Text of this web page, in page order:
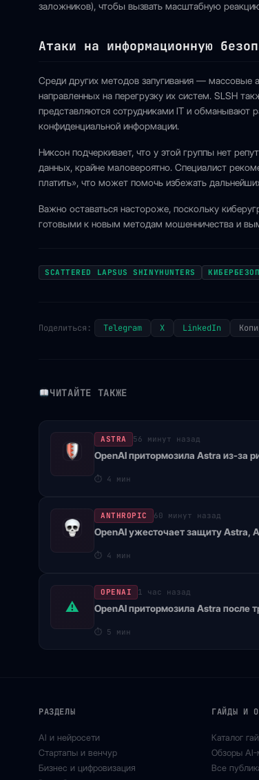
заложников), чтобы вызвать масштабную
Атаки на информационную
Среди других методов запугивания — массовые
направленных на перегрузку их систем. SLSH
представляются сотрудниками IT и обманывают
конфиденциальной информации.
Никсон подчеркивает, что у этой группы нет
данных, крайне маловероятно. Специалист
платить», что может помочь избежать
Важно оставаться настороже, поскольку
готовыми к новым методам мошенничества и
SCATTERED LAPSUS SHINYHUNTERS
Поделиться: Telegram X LinkedIn
ЧИТАЙТЕ ТАКЖЕ
ASTRA 56 минут назад
OpenAI притормозила Astra из-за
⏱ 4 мин
ANTHROPIC 60 минут назад
OpenAI ужесточает защиту Astra,
⏱ 4 мин
⚠
OPENAI 1 час назад
OpenAI притормозила Astra после
⏱ 5 мин
РАЗДЕЛЫ
AI и нейросети
Стартапы и венчур
Бизнес и цифровизация
ГАЙДЫ И
Каталог
Обзоры AI-
Все